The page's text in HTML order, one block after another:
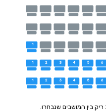
1
1 2 3 4 5 6
1 2 3 4 5 6
בין המושבים שנבחרו.